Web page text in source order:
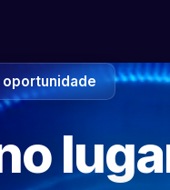
oportunidade